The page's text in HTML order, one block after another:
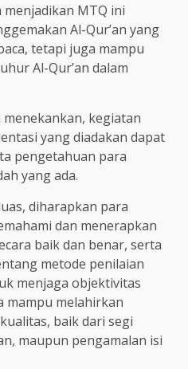
MTQ ini
Al-Qur’an yang
tetapi juga mampu
Al-Qur’an dalam
kegiatan
yang diadakan dapat
pengetahuan para
yang ada.
diharapkan para
dan menerapkan
baik dan benar, serta
metode penilaian
menjaga objektivitas
mampu melahirkan
baik dari segi
maupun pengamalan isi